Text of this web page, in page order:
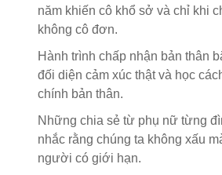
năm khiến cô khổ sở và chỉ khi
không cô đơn.
Hành trình chấp nhận bản thân
đối diện cảm xúc thật và học
chính bản thân.
Những chia sẻ từ phụ nữ từng
nhắc rằng chúng ta không xấu
người có giới hạn.